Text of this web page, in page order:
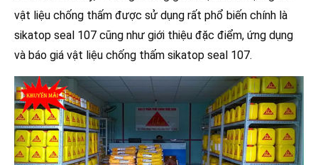
vật liệu chống thấm được sử dụng rất phổ biến chính là
sikatop seal 107 cũng như giới thiệu đặc điểm, ứng dụng
và báo giá vật liệu chống thấm sikatop seal 107.